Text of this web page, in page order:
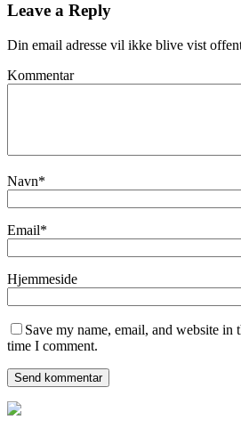
Leave a Reply
Din email adresse vil ikke blive vist
Kommentar
Navn*
Email*
Hjemmeside
Save my name, email, and website in
time I comment.